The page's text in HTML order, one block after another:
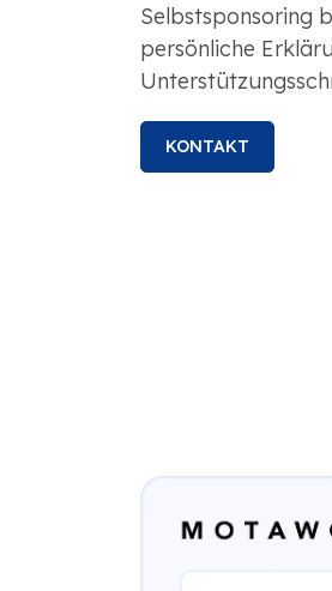
Selbstsponsoring
persönliche
KONTAKT